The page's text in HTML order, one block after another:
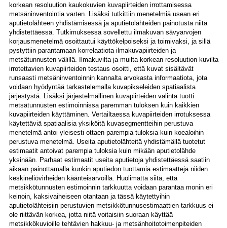
korkean resoluution kaukokuvien kuvapiirteiden irrottamisessa
metsäninventointia varten. Lisäksi tutkittiin menetelmiä usean eri
aputietolähteen yhdistämisessä ja aputietolähteiden painotusta niitä
yhdistettäessä. Tutkimuksessa sovellettu ilmakuvan sävyarvojen
korjausmenetelmä osoittautui käyttökelpoiseksi ja toimivaksi, ja sillä
pystyttiin parantamaan korrelaatiota ilmakuvapiirteiden ja
metsätunnusten välillä. Ilmakuvilta ja muilta korkean resoluution kuvilta
irrotettavien kuvapiirteiden testaus osoitti, että kuvat sisältävät
runsaasti metsäninventoinnin kannalta arvokasta informaatiota, jota
voidaan hyödyntää tarkastelemalla kuvapikseleiden spatiaalista
järjestystä. Lisäksi järjestelmällinen kuvapiirteiden valinta tuotti
metsätunnusten estimoinnissa paremman tuloksen kuin kaikkien
kuvapiirteiden käyttäminen. Vertailtaessa kuvapiirteiden irrotuksessa
käytettäviä spatiaalisia yksiköitä kuvasegmentteihin perustuva
menetelmä antoi yleisesti ottaen parempia tuloksia kuin koealoihin
perustuva menetelmä. Useita aputietolähteitä yhdistämällä tuotetut
estimaatit antoivat parempia tuloksia kuin mikään aputietolähde
yksinään. Parhaat estimaatit useita aputietoja yhdistettäessä saatiin
aikaan painottamalla kunkin aputiedon tuottamia estimaatteja niiden
keskineliövirheiden käänteisarvoilla. Huolimatta siitä, että
metsikkötunnusten estimoinnin tarkkuutta voidaan parantaa monin eri
keinoin, kaksivaiheiseen otantaan ja tässä käytettyihin
aputietolähteisiin perustuvien metsikkötunnusestimaattien tarkkuus ei
ole riittävän korkea, jotta niitä voitaisiin suoraan käyttää
metsikkökuvioille tehtävien hakkuu- ja metsänhoitotoimenpiteiden